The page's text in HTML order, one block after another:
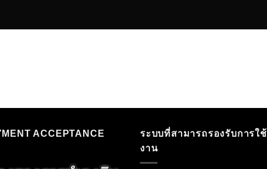
ACCEPTANCE
ระบบที่สามารถรองรับการใช้
งาน